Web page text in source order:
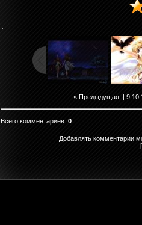
« Предыдущая |9 10
Всего комментариев: 0
Добавлять комментарии